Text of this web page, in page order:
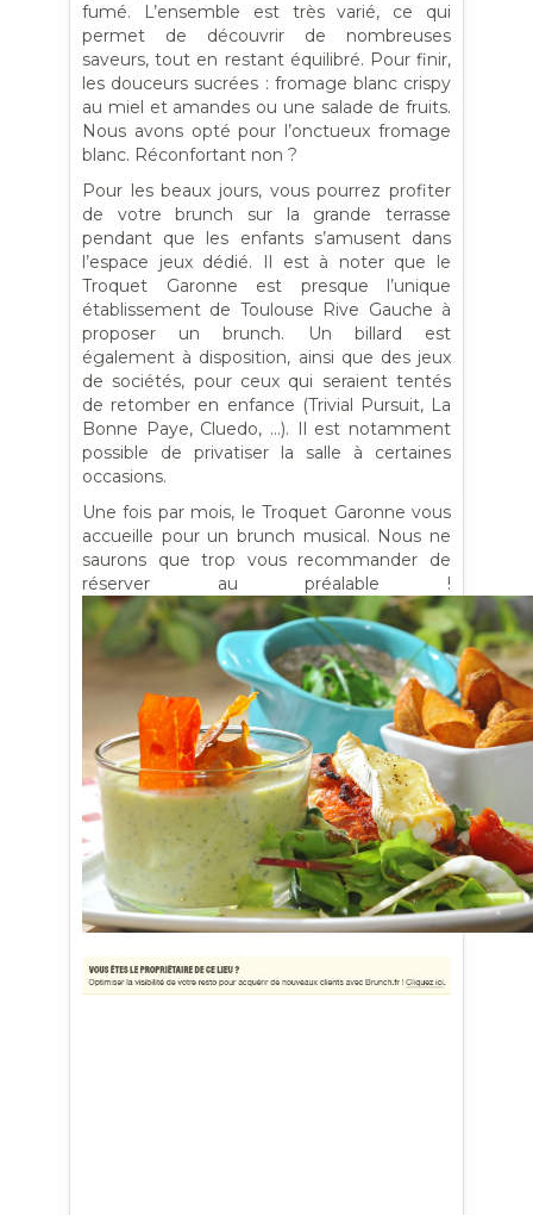
fumé. L’ensemble est très varié, ce qui
permet de découvrir de nombreuses
saveurs, tout en restant équilibré. Pour finir,
les douceurs sucrées : fromage blanc crispy
au miel et amandes ou une salade de fruits.
Nous avons opté pour l’onctueux fromage
blanc. Réconfortant non ?
Pour les beaux jours, vous pourrez profiter
de votre brunch sur la grande terrasse
pendant que les enfants s’amusent dans
l’espace jeux dédié. Il est à noter que le
Troquet Garonne est presque l’unique
établissement de Toulouse Rive Gauche à
proposer un brunch. Un billard est
également à disposition, ainsi que des jeux
de sociétés, pour ceux qui seraient tentés
de retomber en enfance (Trivial Pursuit, La
Bonne Paye, Cluedo, …). Il est notamment
possible de privatiser la salle à certaines
occasions.
Une fois par mois, le Troquet Garonne vous
accueille pour un brunch musical. Nous ne
saurons que trop vous recommander de
réserver au préalable !